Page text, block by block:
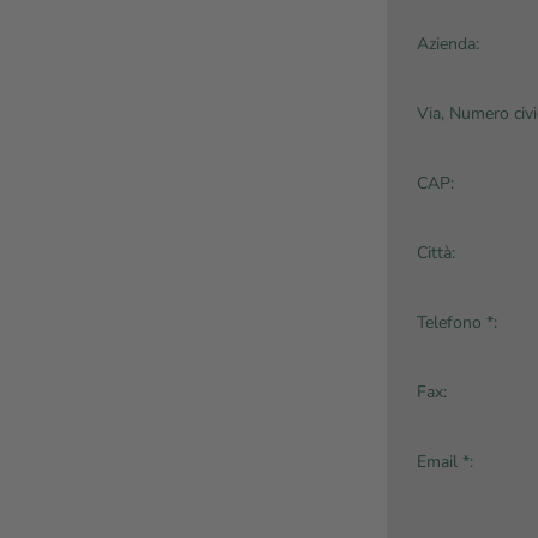
Azienda:
Via, Numero
CAP:
Città:
Telefono *:
Fax:
Email *: